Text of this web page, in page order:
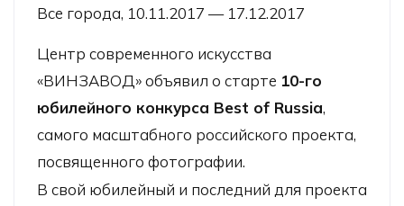
Все города, 10.11.2017 — 17.12.2017
Центр современного искусства
«ВИНЗАВОД» объявил о старте 10-го
юбилейного конкурса Best of Russia,
самого масштабного российского проекта,
посвященного фотографии.
В свой юбилейный и последний для проекта